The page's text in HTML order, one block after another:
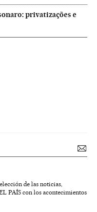
privatizações e
de las noticias,
PAÍS con los acontecimientos